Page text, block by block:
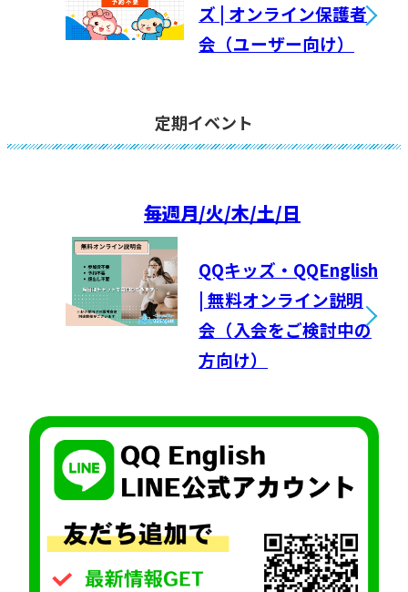
ズ | オンライン保護者
会（ユーザー向け）
定期イベント
毎週月/火/木/土/日
QQキッズ・QQEnglish
| 無料オンライン説明
会（入会をご検討中の
方向け）